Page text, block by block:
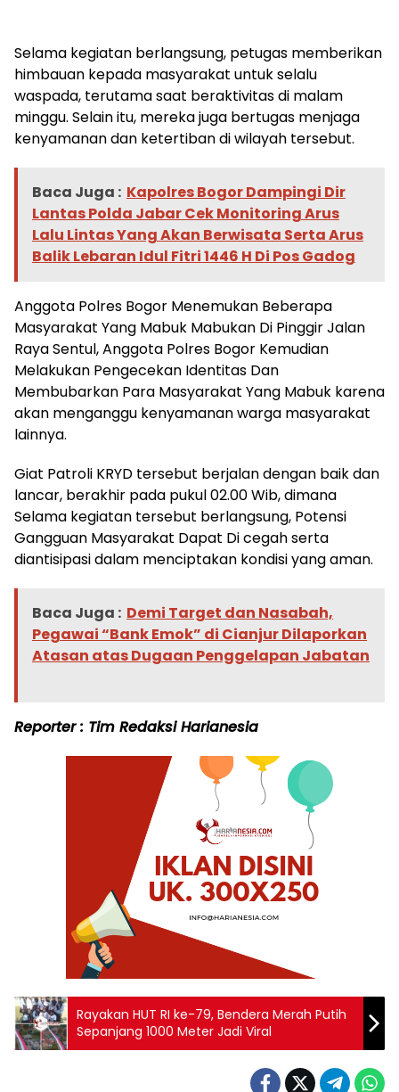
Selama kegiatan berlangsung, petugas memberikan
himbauan kepada masyarakat untuk selalu
waspada, terutama saat beraktivitas di malam
minggu. Selain itu, mereka juga bertugas menjaga
kenyamanan dan ketertiban di wilayah tersebut.
Baca Juga : Kapolres Bogor Dampingi Dir
Lantas Polda Jabar Cek Monitoring Arus
Lalu Lintas Yang Akan Berwisata Serta Arus
Balik Lebaran Idul Fitri 1446 H Di Pos Gadog
Anggota Polres Bogor Menemukan Beberapa
Masyarakat Yang Mabuk Mabukan Di Pinggir Jalan
Raya Sentul, Anggota Polres Bogor Kemudian
Melakukan Pengecekan Identitas Dan
Membubarkan Para Masyarakat Yang Mabuk karena
akan menganggu kenyamanan warga masyarakat
lainnya.
Giat Patroli KRYD tersebut berjalan dengan baik dan
lancar, berakhir pada pukul 02.00 Wib, dimana
Selama kegiatan tersebut berlangsung, Potensi
Gangguan Masyarakat Dapat Di cegah serta
diantisipasi dalam menciptakan kondisi yang aman.
Baca Juga : ‎Demi Target dan Nasabah,
Pegawai “Bank Emok” di Cianjur Dilaporkan
Atasan atas Dugaan Penggelapan Jabatan
Reporter : Tim Redaksi Harianesia
Rayakan HUT RI ke-79, Bendera Merah Putih
Sepanjang 1000 Meter Jadi Viral